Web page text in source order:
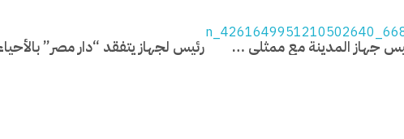
ماذا دار في لقاء رئيس جهاز المدينة مع ممثلي عن سكان مشروع جنة ٢